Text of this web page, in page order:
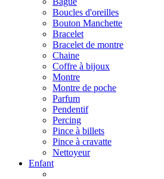
Boucles d'oreilles
Bouton Manchette
Bracelet
Bracelet de montre
Chaine
Coffre à bijoux
Montre
Montre de poche
Parfum
Pendentif
Percing
Pince à billets
Pince à cravatte
Nettoyeur
Enfant